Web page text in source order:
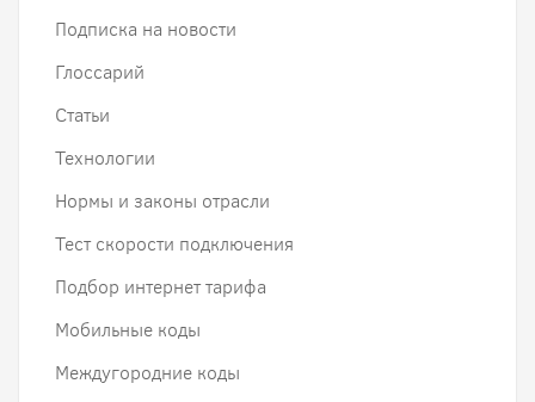
Подписка на новости
Глоссарий
Статьи
Технологии
Нормы и законы отрасли
Тест скорости подключения
Подбор интернет тарифа
Мобильные коды
Междугородние коды